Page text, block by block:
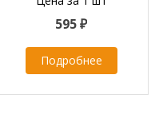
класс В
595 ₽
Подробнее